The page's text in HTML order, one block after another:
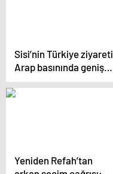
Sisi’nin Türkiye ziyareti
Arap basınında geniş
yankı uyandırdı: Yeni
dönem başladı
Yeniden Refah’tan